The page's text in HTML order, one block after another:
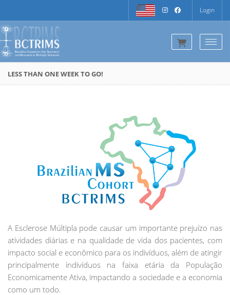
Login
LESS THAN ONE WEEK TO GO!
A Esclerose Múltipla pode causar um importante prejuízo nas
atividades diárias e na qualidade de vida dos pacientes, com
impacto social e econômico para os indivíduos, além de atingir
principalmente indivíduos na faixa etária da População
Economicamente Ativa, impactando a sociedade e a economia
como um todo.